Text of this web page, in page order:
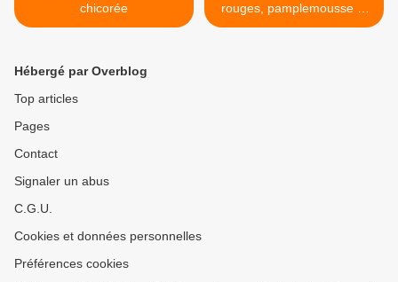
chicorée
rouges, pamplemousse et
chèvre frais >
Hébergé par Overblog
Top articles
Pages
Contact
Signaler un abus
C.G.U.
Cookies et données personnelles
Préférences cookies